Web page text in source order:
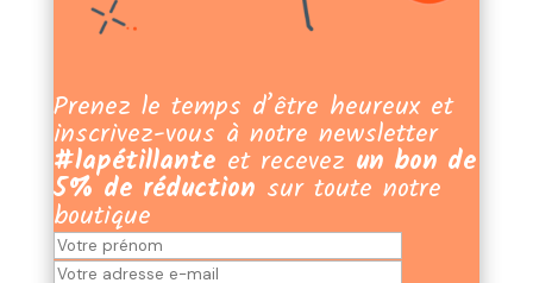
Prenez le temps d’être heureux et
inscrivez-vous à notre newsletter
#lapétillante et recevez un bon de
5% de réduction sur toute notre
boutique